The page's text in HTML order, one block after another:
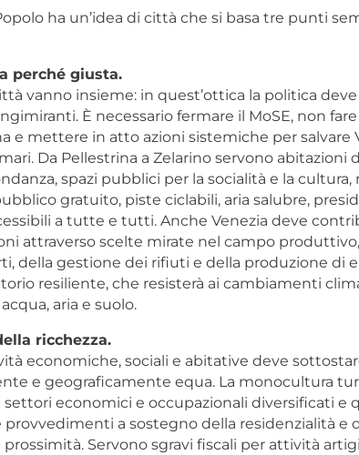
ha un’idea di città che si basa tre punti
perché giusta.
vanno insieme: in quest’ottica la politica deve
È necessario fermare il MoSE, non
e mettere in atto azioni sistemiche per salvare
Da Pellestrina a Zelarino servono abitazioni
spazi pubblici per la socialità e la cultura,
gratuito, piste ciclabili, aria salubre,
a tutte e tutti. Anche Venezia deve
attraverso scelte mirate nel campo produttivo,
della gestione dei rifiuti e della produzione di
resiliente, che resisterà ai cambiamenti
aria e suolo.
ricchezza.
economiche, sociali e abitative deve
e geograficamente equa. La monocultura
settori economici e occupazionali diversificati e
provvedimenti a sostegno della residenzialità e
Servono sgravi fiscali per attività